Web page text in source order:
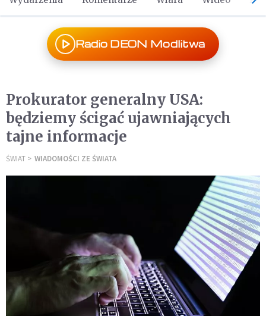
Radio DEON Modlitwa
Prokurator generalny USA:
będziemy ścigać ujawniających
tajne informacje
ŚWIAT WIADOMOŚCI ZE ŚWIATA